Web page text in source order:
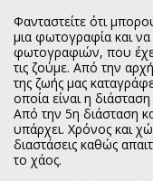
Φανταστείτε ότι
μια φωτογραφία και
φωτογραφιών, που
τις ζούμε. Από την
της ζωής μας
οποία είναι η
Από την 5η διάσταση
υπάρχει. Χρόνος και
διαστάσεις καθώς
το χάος.